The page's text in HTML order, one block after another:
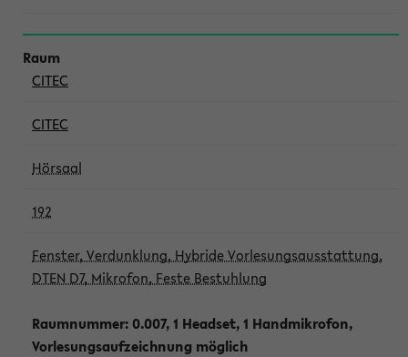
CITEC
CITEC
Hörsaal
192
Fenster, Verdunklung, Hybride Vorlesungsausstattung,
DTEN D7, Mikrofon, Feste Bestuhlung
Raumnummer: 0.007, 1 Headset, 1 Handmikrofon,
Vorlesungsaufzeichnung möglich